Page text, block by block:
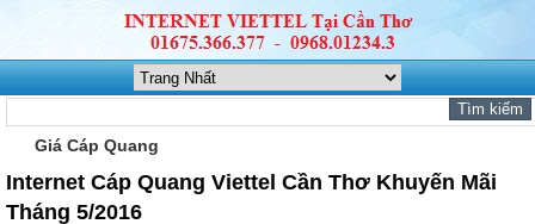
Giá Cáp Quang
Internet Cáp Quang Viettel Cần Thơ Khuyến Mãi
Tháng 5/2016